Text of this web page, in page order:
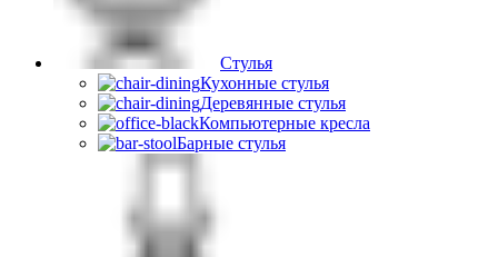
Стулья
Кухонные стулья
Деревянные стулья
Компьютерные кресла
Барные стулья